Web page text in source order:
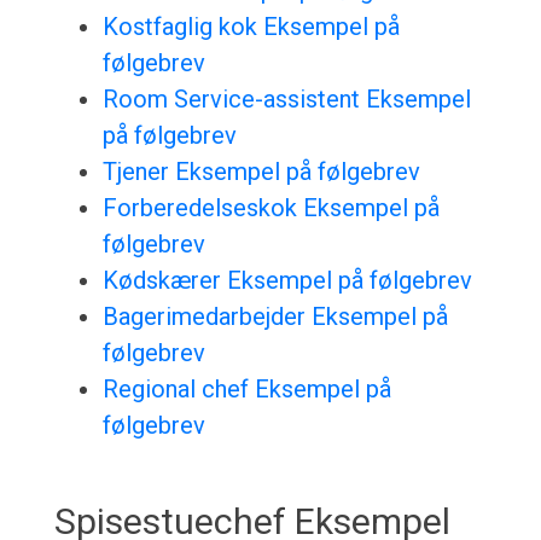
Kostfaglig kok Eksempel på
følgebrev
Room Service-assistent Eksempel
på følgebrev
Tjener Eksempel på følgebrev
Forberedelseskok Eksempel på
følgebrev
Kødskærer Eksempel på følgebrev
Bagerimedarbejder Eksempel på
følgebrev
Regional chef Eksempel på
følgebrev
Spisestuechef Eksempel